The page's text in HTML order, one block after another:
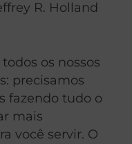
R. Holland
os nossos
precisamos
fazendo tudo o
mais
você servir. O